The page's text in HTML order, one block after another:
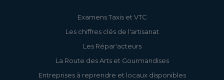
Examens Taxis et VTC
Les chiffres clés de l'artisanat
Les Répar'acteurs
La Route des Arts et Gourmandises
Entreprises à reprendre et locaux disponibles